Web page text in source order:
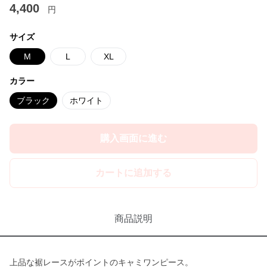
4,400 円
サイズ
M L XL
カラー
ブラック ホワイト
購入画面に進む
カートに追加する
商品説明
上品な裾レースがポイントのキャミワンピース。